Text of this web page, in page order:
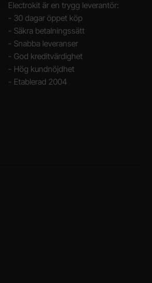
Electrokit är en trygg leverantör:
- 30 dagar öppet köp
- Säkra betalningssätt
- Snabba leveranser
- God kreditvärdighet
- Hög kundnöjdhet
- Etablerad 2004